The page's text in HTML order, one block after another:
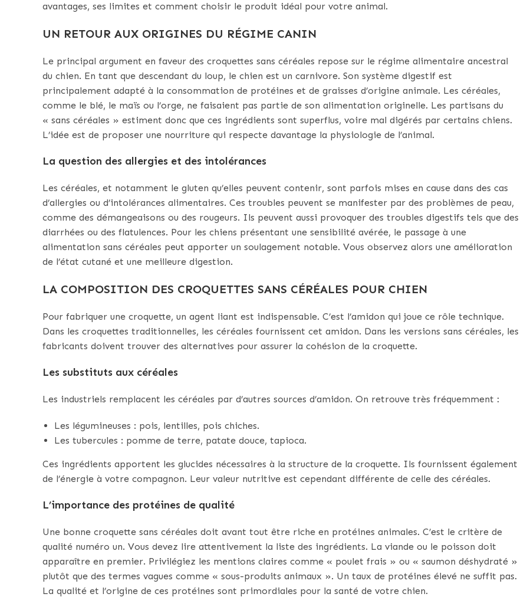
avantages, ses limites et comment choisir le produit idéal pour votre animal.
UN RETOUR AUX ORIGINES DU RÉGIME CANIN
Le principal argument en faveur des croquettes sans céréales repose sur le régime alimentaire ancestral
du chien. En tant que descendant du loup, le chien est un carnivore. Son système digestif est
principalement adapté à la consommation de protéines et de graisses d’origine animale. Les céréales,
comme le blé, le maïs ou l’orge, ne faisaient pas partie de son alimentation originelle. Les partisans du
« sans céréales » estiment donc que ces ingrédients sont superflus, voire mal digérés par certains chiens.
L’idée est de proposer une nourriture qui respecte davantage la physiologie de l’animal.
La question des allergies et des intolérances
Les céréales, et notamment le gluten qu’elles peuvent contenir, sont parfois mises en cause dans des cas
d’allergies ou d’intolérances alimentaires. Ces troubles peuvent se manifester par des problèmes de peau,
comme des démangeaisons ou des rougeurs. Ils peuvent aussi provoquer des troubles digestifs tels que des
diarrhées ou des flatulences. Pour les chiens présentant une sensibilité avérée, le passage à une
alimentation sans céréales peut apporter un soulagement notable. Vous observez alors une amélioration
de l’état cutané et une meilleure digestion.
LA COMPOSITION DES CROQUETTES SANS CÉRÉALES POUR CHIEN
Pour fabriquer une croquette, un agent liant est indispensable. C’est l’amidon qui joue ce rôle technique.
Dans les croquettes traditionnelles, les céréales fournissent cet amidon. Dans les versions sans céréales, les
fabricants doivent trouver des alternatives pour assurer la cohésion de la croquette.
Les substituts aux céréales
Les industriels remplacent les céréales par d’autres sources d’amidon. On retrouve très fréquemment :
Les légumineuses : pois, lentilles, pois chiches.
Les tubercules : pomme de terre, patate douce, tapioca.
Ces ingrédients apportent les glucides nécessaires à la structure de la croquette. Ils fournissent également
de l’énergie à votre compagnon. Leur valeur nutritive est cependant différente de celle des céréales.
L’importance des protéines de qualité
Une bonne croquette sans céréales doit avant tout être riche en protéines animales. C’est le critère de
qualité numéro un. Vous devez lire attentivement la liste des ingrédients. La viande ou le poisson doit
apparaître en premier. Privilégiez les mentions claires comme « poulet frais » ou « saumon déshydraté »
plutôt que des termes vagues comme « sous-produits animaux ». Un taux de protéines élevé ne suffit pas.
La qualité et l’origine de ces protéines sont primordiales pour la santé de votre chien.